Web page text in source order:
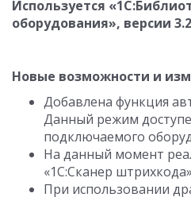
Используется
оборудования», версии
Новые возможности и
Добавлена функция
Данный режим
подключаемого
На данный момент
«1С:Сканер
При использовании